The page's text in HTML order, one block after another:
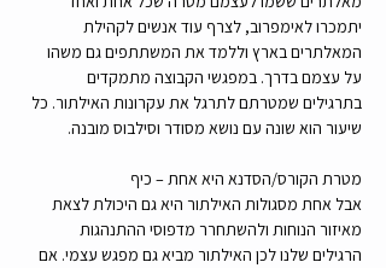
יתמכרו לאימפרוב, לצרף עוד אנשים לקהילת
המאלתרים בארץ וללמד את המשתתפים גם משהו
על עצמם בדרך. במפגשי הקבוצה מתמקדים
בתרגילים שמטרתם לתרגל את עקרונות האילתור. כל
שיעור הוא שונה עם נושא מסודר וסילבוס מובנה.
מטרת הקורס/הסדנא היא אחת – כיף
אבל אחת מסגולות האילתור היא גם היכולת לצאת
מאיזור הנוחות ולהשתחרר מדפוסי ההתנהגות
הרגילים שלנו לכן האילתור מביא גם מפגש עצמי. אם